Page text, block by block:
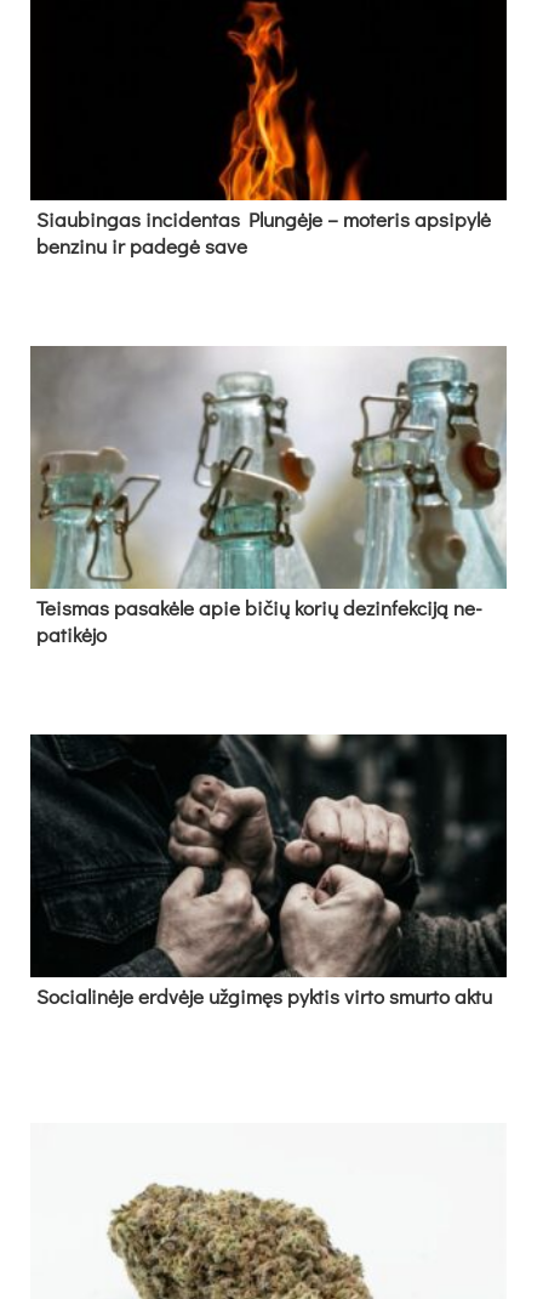
Siau­bin­gas in­ci­den­tas Plun­gė­je – mo­te­ris ap­si­py­lė
ben­zi­nu ir pa­de­gė sa­ve
Teis­mas pa­sa­kė­le apie bi­čių ko­rių de­zin­fek­ci­ją ne­
pa­ti­kė­jo
So­cia­li­nė­je erd­vė­je už­gi­męs pyk­tis vir­to smur­to ak­tu